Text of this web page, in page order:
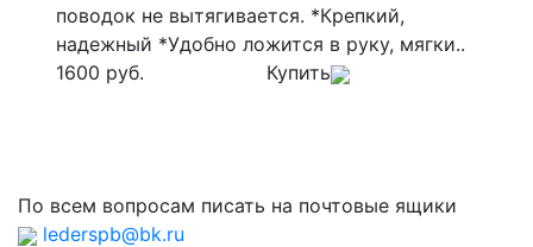
поводок не вытягивается. *Крепкий,
надежный *Удобно ложится в руку, мягки..
1600 руб.
Купить
По всем вопросам писать на почтовые ящики
lederspb@bk.ru